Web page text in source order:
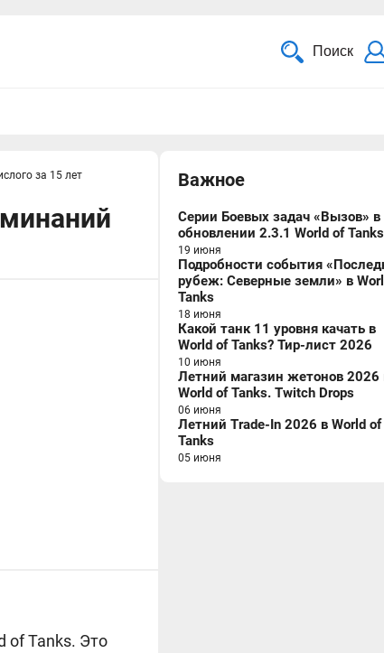
Поиск
за 15 лет
of Tanks. Это
Важное
Серии Боевых задач «Вызов» в
обновлении 2.3.1 World of Tanks
19 июня
Подробности события
рубеж: Северные земли» в
Tanks
18 июня
Какой танк 11 уровня качать в
World of Tanks? Тир-лист 2026
10 июня
Летний магазин жетонов 2026
World of Tanks. Twitch Drops
06 июня
Летний Trade-In 2026 в World of
Tanks
05 июня